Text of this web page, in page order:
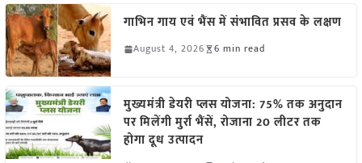
गाभिन गाय एवं भैंस में संभावित प्रसव के लक्षण
August 4, 2026 6 min read
मुख्यमंत्री डेयरी प्लस योजना: 75% तक अनुदान
पर मिलेंगी मुर्रा भैंसें, रोजाना 20 लीटर तक
होगा दूध उत्पादन